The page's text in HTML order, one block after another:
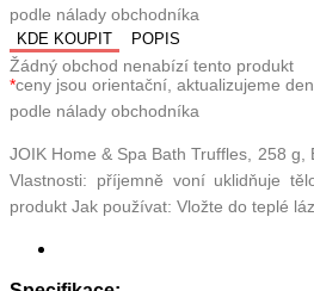
podle nálady obchodníka
KDE KOUPIT POPIS
Žádný obchod nenabízí tento produkt
*ceny jsou orientační, aktualizujeme
podle nálady obchodníka
JOIK Home & Spa Bath Truffles, 258 g,
Vlastnosti: příjemně voní uklidňuje
produkt Jak používat: Vložte do teplé